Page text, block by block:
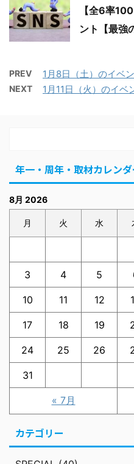
【全6率
ント【最強
PREV 1月8日（土）のイベ
NEXT 1月11日（火）のイベ
年一・周年・取材カレンダ
8月 2026
月 火 水
3 4 5
10 11 12
17 18 19
24 25 26
31
« 7月
カテゴリー